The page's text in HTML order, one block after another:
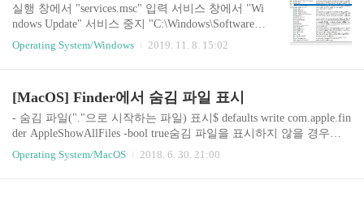
디스크 공간 절약"을 선택 해제하면 된다. 파란색
화살표 표시가 된 파일과 폴더가 많은 경우에는 아
s:"C:\" /i /Q
실행 창에서 "services.msc" 입력 서비스 창에서 "Wi
ndows Update" 서비스 중지 "C:\Windows\SoftwareDi
stribution\DataStore" 하위 폴더 및 파일 제거 "C:\Wi
ndows\SoftwareDistribution\Download" 하위 폴더 및
Operating System/Windows 2019. 11. 8. 15:02
[MacOS] Finder에서 숨김 파일 표시
- 숨김 파일("."으로 시작하는 파일) 표시$ defaults write com.apple.fin
der AppleShowAllFiles -bool true숨김 파일을 표시하지 않을 경우에
는 true 값을 false로 변경$ killall Finder
Operating System/MacOS 2018. 6. 30. 21:00